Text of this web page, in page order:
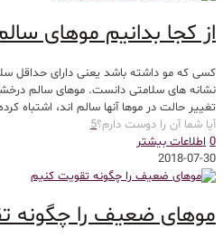
از کجا بدانیم موهای
کسی که مو داشته باشد یعنی دارای حداقل
نشانه های سلامتی دانست. موهای سالم
تغییر حالت در موها آنها سالم اند، اشتباه
آیا شما آن را دوست دارم؟5
0 اطلاعات بیشتر
2018-07-30
موهای ضعیف را چگونه